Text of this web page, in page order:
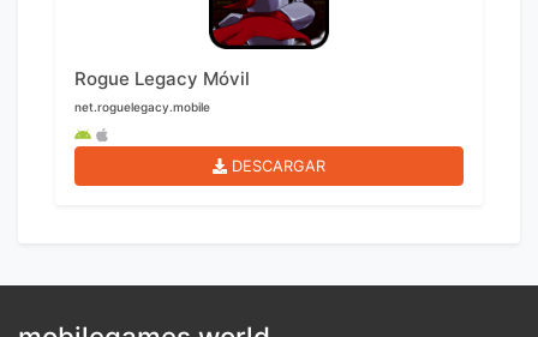
Rogue Legacy Móvil
net.roguelegacy.mobile
DESCARGAR